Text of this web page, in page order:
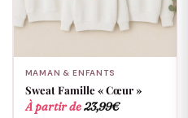
MAMAN & ENFANTS
Sweat Famille « Cœur »
À partir de23,99€